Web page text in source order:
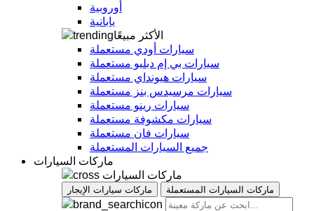
أوروبية
يابانية
الأكثر مبيعًا
سيارات أودي مستعملة
سيارات بي إم دبليو مستعملة
سيارات هيونداي مستعملة
سيارات مرسيدس بنز مستعملة
سيارات رينو مستعملة
سيارات مكشوفة مستعملة
سيارات فان مستعملة
جميع السيارات المستعملة
ماركات السيارات
ماركات السيارات
ماركات سيارات الإيجار ماركات السيارات المستعملة